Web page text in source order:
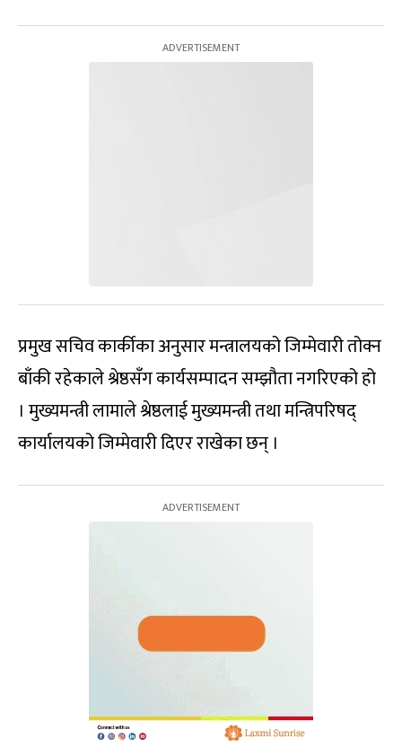
प्रमुख सचिव कार्कीका अनुसार मन्त्रालयको जिम्मेवारी तोक्न
बाँकी रहेकाले श्रेष्ठसँग कार्यसम्पादन सम्झौता नगरिएको हो
। मुख्यमन्त्री लामाले श्रेष्ठलाई मुख्यमन्त्री तथा मन्त्रिपरिषद्
कार्यालयको जिम्मेवारी दिएर राखेका छन् ।